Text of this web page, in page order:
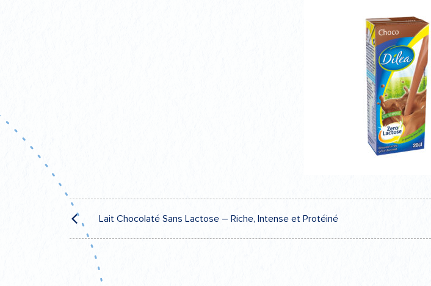
Navigation
de
l’article
Lait Chocolaté Sans Lactose – Riche, Intense et Protéiné